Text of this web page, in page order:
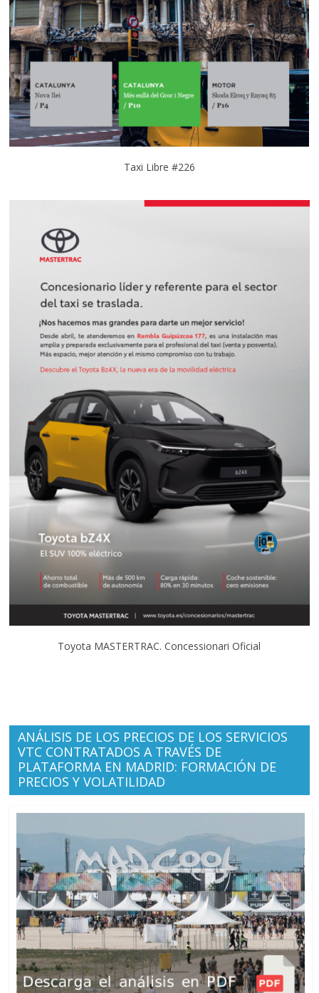
Taxi Libre #226
Toyota MASTERTRAC. Concessionari Oficial
ANÁLISIS DE LOS PRECIOS DE LOS SERVICIOS
VTC CONTRATADOS A TRAVÉS DE
PLATAFORMA EN MADRID: FORMACIÓN DE
PRECIOS Y VOLATILIDAD